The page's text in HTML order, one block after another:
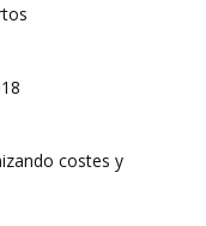
costes y